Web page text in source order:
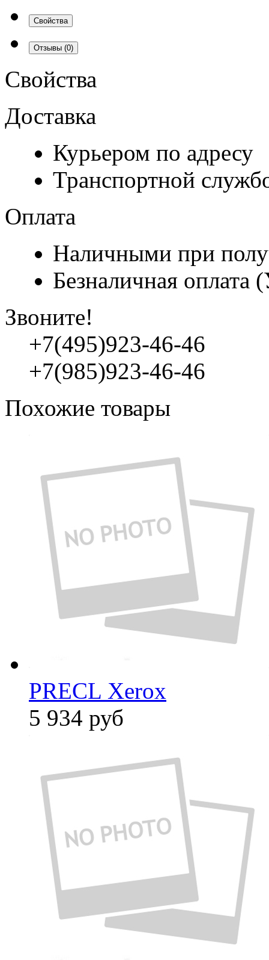
Свойства
Отзывы (0)
Свойства
Доставка
Курьером по адресу
Транспортной
Оплата
Наличными при
Безналичная
Звоните!
+7(495)923-46-46
+7(985)923-46-46
Похожие товары
PRECL Xerox
5 934 руб